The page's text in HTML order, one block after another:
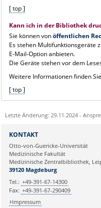
[ top ]
Kann ich in der Bibliothek
Sie können vonöffentlichen
Es stehen Multifunktionsgeräte
E-Mail-Option anbieten.
Die Geräte stehen vor dem
Weitere Informationen finden Sie
[ top ]
Letzte Änderung: 29.11.2024 -
KONTAKT
Otto-von-Guericke-Universität
Medizinische Fakultät
Medizinische Zentralbibliothek,
39120 Magdeburg
Tel.: +49-391-67-14300
Fax: +49-391-67-290409
Impressum